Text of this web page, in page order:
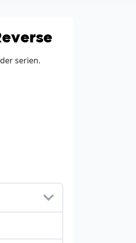
serien.